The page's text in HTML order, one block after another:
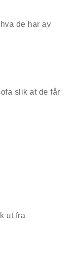
de har av
slik at de får
ut fra